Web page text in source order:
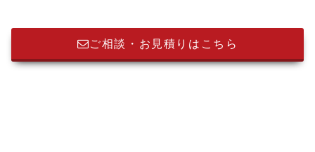
ご相談・お見積りはこちら